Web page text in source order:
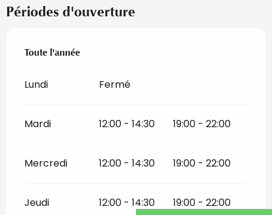
Périodes d'ouverture
Toute l'année
Toute l'année
Lundi Fermé
Mardi 12:00 - 14:30 19:00 - 22:00
Mercredi 12:00 - 14:30 19:00 - 22:00
Jeudi 12:00 - 14:30 19:00 - 22:00